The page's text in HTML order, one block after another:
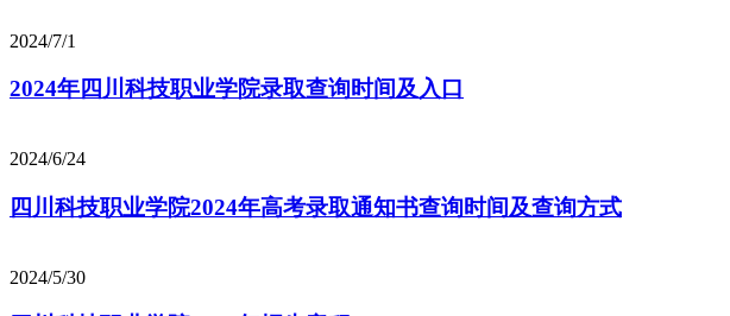
2024/7/1
2024年四川科技职业学院录取查询时间及入口
2024/6/24
四川科技职业学院2024年高考录取通知书查询时间及查询方式
2024/5/30